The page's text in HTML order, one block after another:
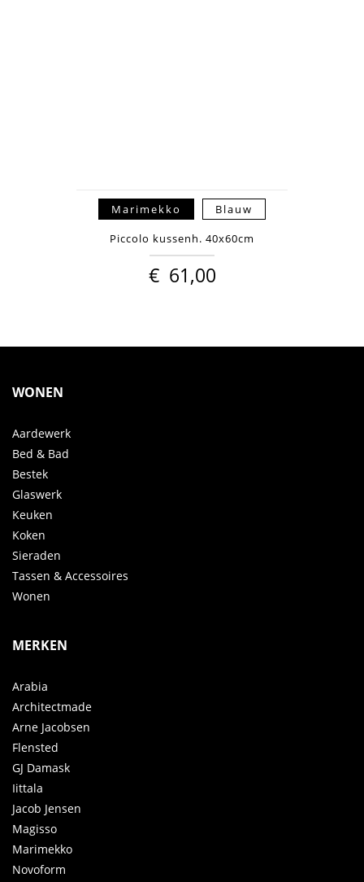
Marimekko Blauw
Piccolo kussenh. 40x60cm
€ 61,00
WONEN
Aardewerk
Bed & Bad
Bestek
Glaswerk
Keuken
Koken
Sieraden
Tassen & Accessoires
Wonen
MERKEN
Arabia
Architectmade
Arne Jacobsen
Flensted
GJ Damask
Iittala
Jacob Jensen
Magisso
Marimekko
Novoform